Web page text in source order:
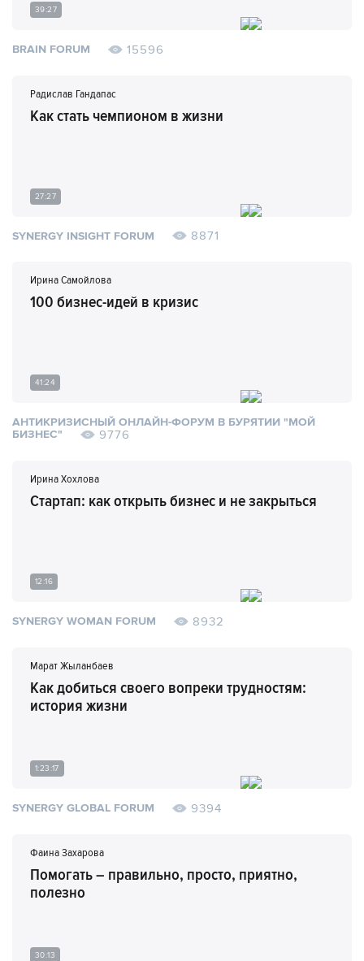
39:27
BRAIN FORUM 15596
Радислав Гандапас
Как стать чемпионом в жизни
27:27
SYNERGY INSIGHT FORUM 8871
Ирина Самойлова
100 бизнес-идей в кризис
41:24
АНТИКРИЗИСНЫЙ ОНЛАЙН-ФОРУМ В БУРЯТИИ "МОЙ
БИЗНЕС"
9776
Ирина Хохлова
Стартап: как открыть бизнес и не закрыться
12:16
SYNERGY WOMAN FORUM 8932
Марат Жыланбаев
Как добиться своего вопреки трудностям:
история жизни
1:23:17
SYNERGY GLOBAL FORUM 9394
Фаина Захарова
Помогать – правильно, просто, приятно,
полезно
30:13